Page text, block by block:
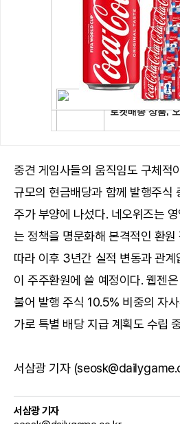
중견 게임사들의 움직임도 구체적
규모의 현금배당과 함께 발행주식
주가 부양에 나섰다. 네오위즈는
는 정책을 명문화해 본격적인 환원
따라 이후 3년간 실적 변동과 관
이 주주환원에 쓸 예정이다. 웹젠
불어 발행 주식 10.5% 비중의 자
가로 특별 배당 지급 계획도 수립
서삼광 기자
서삼광 기자